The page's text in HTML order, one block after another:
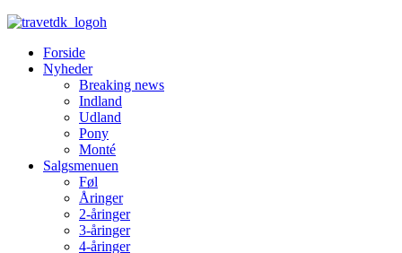
Forside
Nyheder
Breaking news
Indland
Udland
Pony
Monté
Salgsmenuen
Føl
Åringer
2-åringer
3-åringer
4-åringer